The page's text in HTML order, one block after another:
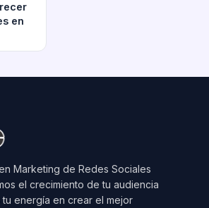
en
Marketing de Redes Sociales
el crecimiento de tu audiencia
energía en crear el mejor